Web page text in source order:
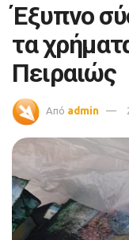
Έξυπνο
τα
Πειραιώς
Από admin